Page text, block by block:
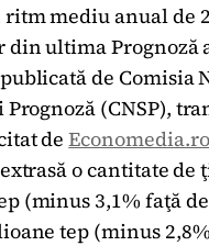
ritm mediu anual de
din ultima
de Comisia
Prognoză (CNSP),
deEconomedia.ro
o cantitate de
(minus 3,1% faţă
tep (minus